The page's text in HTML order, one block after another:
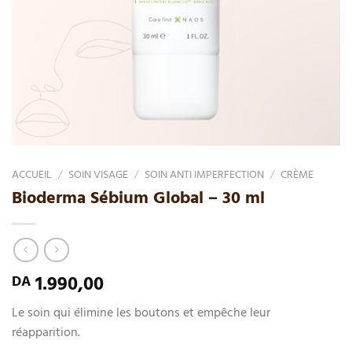
ACCUEIL / SOIN VISAGE / SOIN ANTI IMPERFECTION / CRÈME
Bioderma Sébium Global – 30 ml
DA 1.990,00
Le soin qui élimine les boutons et empêche leur
réapparition.